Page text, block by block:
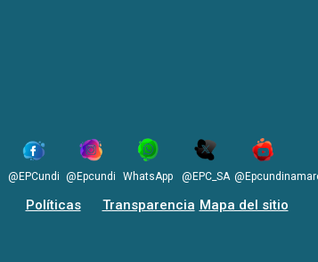
@EPCundi @Epcundi WhatsApp @EPC_SA
Políticas Transparencia Mapa del sitio